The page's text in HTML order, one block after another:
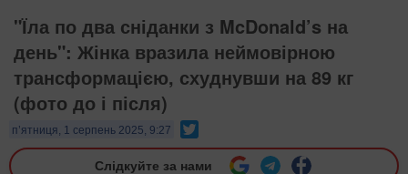
"Їла по два сніданки з McDonald’s на
день": Жінка вразила неймовірною
трансформацією, схуднувши на 89 кг
(фото до і після)
п’ятниця, 1 серпень 2025, 9:27
Слідкуйте за нами